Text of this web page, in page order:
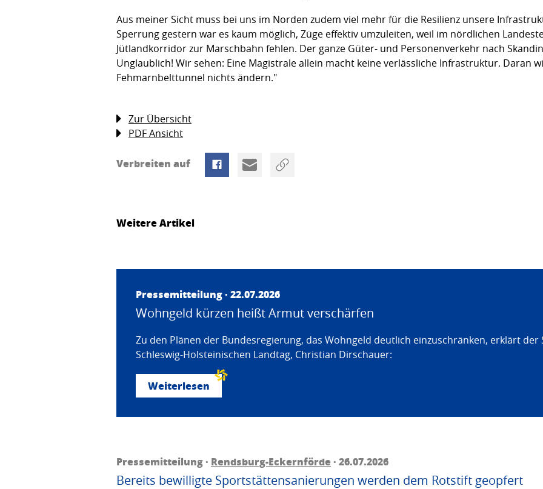
Aus meiner Sicht muss bei uns im Norden zudem viel mehr für die Resilienz unsere
Sperrung gestern war es kaum möglich, Züge effektiv umzuleiten, weil im nördlichen
Jütlandkorridor zur Marschbahn fehlen. Der ganze Güter- und Personenverkehr nach
Unglaublich! Wir sehen: Eine Magistrale allein macht keine verlässliche Infrastruktur. Daran
Fehmarnbelttunnel nichts ändern."
Zur Übersicht
PDF Ansicht
Verbreiten auf
Weitere Artikel
Pressemitteilung · 22.07.2026
Wohngeld kürzen heißt Armut verschärfen
Zu den Plänen der Bundesregierung, das Wohngeld deutlich einzuschränken, erklärt der
Schleswig-Holsteinischen Landtag, Christian Dirschauer:
Weiterlesen
Pressemitteilung · Rendsburg-Eckernförde· 26.07.2026
Bereits bewilligte Sportstättensanierungen werden dem Rotstift geopfert